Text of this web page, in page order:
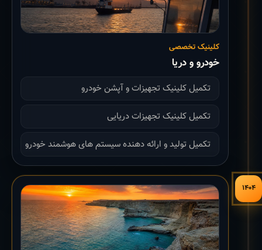
کلینیک تخصصی
خودرو و دریا
تکمیل کلینیک تجهیزات و آپشن خودرو
تکمیل کلینیک تجهیزات دریایی
تکمیل تولید و ارائه دهنده سیستم های هوشمند خودرو
۱۴۰۴